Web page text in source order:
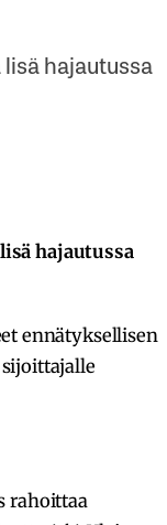
hajautussa
hajautussa
ennätyksellisen
rahoittaa